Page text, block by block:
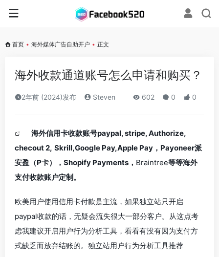
首页 • 海外媒体广告自助开户 • 正文
海外收款通道账号怎么申请和购买？
2年前 (2024)发布 Steven 602 0 0
海外信用卡收款账号paypal, stripe,Authorize,
checout 2, Skrill,Google Pay,Apple Pay， Payoneer派
安盈（P卡）
， Shopify Payments ， Braintree等等海外
支付收款账户定制。
欧美用户使用信用卡付款是主流，如果独立站只开启
paypal收款的话，无疑会流失很大一部分客户。从这点考
虑我建议开启用户行为分析工具，看看有没有因为支付方
式缺乏而放弃结账的。独立站用户行为分析工具推荐